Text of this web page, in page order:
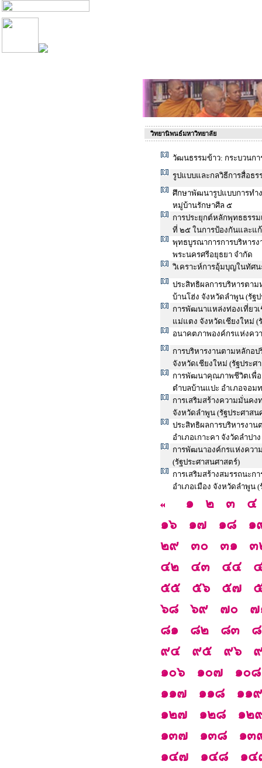
วิทยานิพนธ์มหาวิทยาลัย
วัฒนธรรมข้าว: กระบวนก
รูปแบบและกลวิธีการสื่อธ
ศึกษาพัฒนารูปแบบการทำ
หมู่บ้านรักษาศีล ๕
การประยุกต์หลักพุทธธรรม
ที่ ๒๕ ในการป้องกันและแ
พุทธบูรณาการการบริหาร
พระนครศรีอยุธยา จำกัด
วิเคราะห์การอุ้มบุญในทัศ
ประสิทธิผลการบริหารตา
บ้านโฮ่ง จังหวัดลำพูน (รัฐ
การพัฒนาแหล่งท่องเที่ยว
แม่แตง จังหวัดเชียงใหม่ (
อนาคตภาพองค์กรแห่งคว
การบริหารงานตามหลักอ
จังหวัดเชียงใหม่ (รัฐประศ
การพัฒนาคุณภาพชีวิตเพื่อ
ตำบลบ้านแปะ อำเภอจอม
การเสริมสร้างความมั่นค
จังหวัดลำพูน (รัฐประศาสน
ประสิทธิผลการบริหารงา
อำเภอเกาะคา จังวัดลำปา
การพัฒนาองค์กรแห่งควา
(รัฐประศาสนศาสตร์)
การเสริมสร้างสมรรถนะก
อำเภอเมือง จังหวัดลำพูน
๑ ๒ ๓
๔
๑๖
๑๗ ๑๘
๑
๒๙
๓๐ ๓๑
๓
๔๒
๔๓ ๔๔
๕๕
๕๖ ๕๗
๖๘
๖๙ ๗๐
๗
๘๑
๘๒ ๘๓
๙๔
๙๕ ๙๖
๑๐๖
๑๐๗
๑๐๘
๑๑๗
๑๑๘
๑๑๙
๑๒๗
๑๒๘
๑๒
๑๓๗
๑๓๘
๑๓
๑๔๗
๑๔๘
๑๔